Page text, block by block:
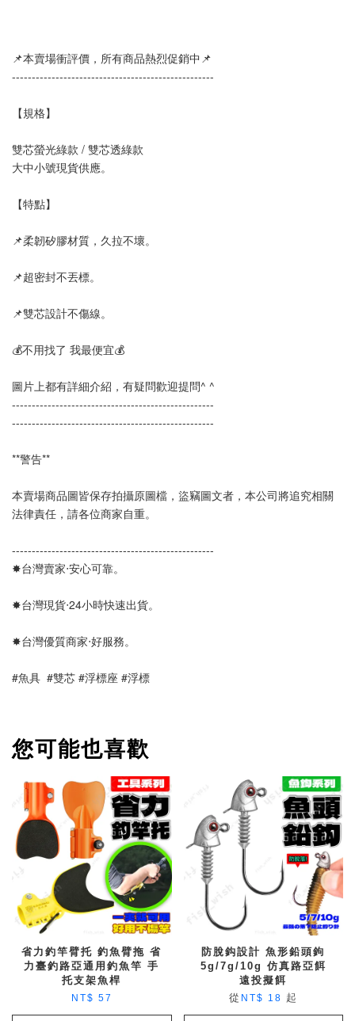
📌本賣場衝評價，所有商品熱烈促銷中📌
---------------------------------------------------
【規格】
雙芯螢光綠款 / 雙芯透綠款
大中小號現貨供應。
【特點】
📌柔韌矽膠材質，久拉不壞。
📌超密封不丟標。
📌雙芯設計不傷線。
💰不用找了 我最便宜💰
圖片上都有詳細介紹，有疑問歡迎提問^ ^
---------------------------------------------------
---------------------------------------------------
**警告**
本賣場商品圖皆保存拍攝原圖檔，盜竊圖文者，本公司將追究相關
法律責任，請各位商家自重。
---------------------------------------------------
✸台灣賣家‧安心可靠。
✸台灣現貨‧24小時快速出貨。
✸台灣優質商家‧好服務。
#魚具  #雙芯 #浮標座 #浮標
您可能也喜歡
省力釣竿臂托 釣魚臂拖 省
力臺釣路亞通用釣魚竿 手
托支架魚桿
NT$ 57
防脫鈎設計 魚形鉛頭鉤
5g/7g/10g 仿真路亞餌
遠投擬餌
從 NT$ 18 起